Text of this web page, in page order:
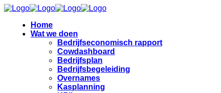
Home
Wat we doen
Bedrijfseconomisch rapport
Cowdashboard
Bedrijfsplan
Bedrijfsbegeleiding
Overnames
Kasplanning